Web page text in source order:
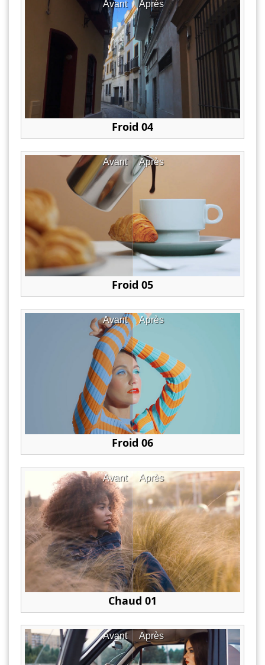
Après
Avant
Froid 04
Après
Avant
Froid 05
Après
Avant
Froid 06
Après
Avant
Chaud 01
Après
Avant